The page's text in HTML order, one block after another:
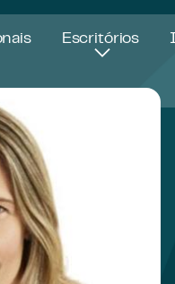
Escritórios